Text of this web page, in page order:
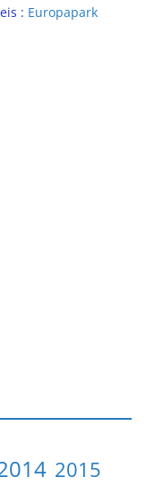
: Europapark
2015